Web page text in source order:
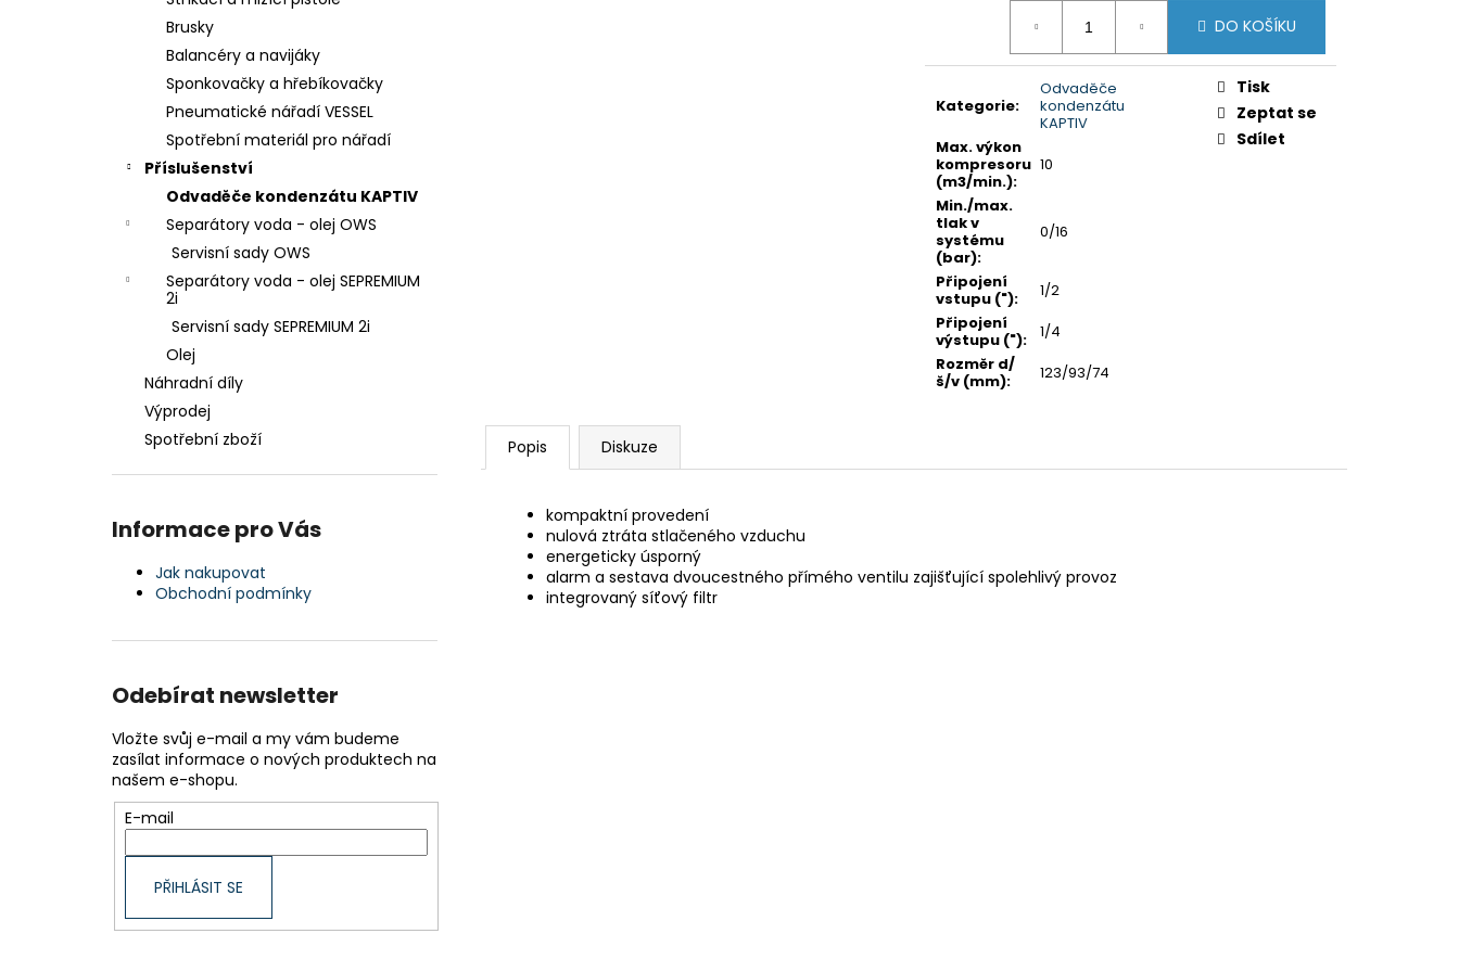
Brusky
Balancéry a navijáky
Sponkovačky a hřebíkovačky
Pneumatické nářadí VESSEL
Spotřební materiál pro nářadí
Příslušenství
Odvaděče kondenzátu KAPTIV
Separátory voda - olej OWS
Servisní sady OWS
Separátory voda - olej SEPREMIUM
2i
Servisní sady SEPREMIUM 2i
Olej
Náhradní díly
Výprodej
Spotřební zboží
Informace pro Vás
Jak nakupovat
Obchodní podmínky
Odebírat newsletter
Vložte svůj e-mail a my vám budeme
zasílat informace o nových produktech na
našem e-shopu.
E-mail
PŘIHLÁSIT SE
DO KOŠÍKU
Kategorie:
Odvaděče
kondenzátu
KAPTIV
Max. výkon
kompresoru
(m3/min.):
10
Min./max.
tlak v
systému
(bar):
0/16
Připojení
vstupu ("):
1/2
Připojení
výstupu ("):
1/4
Rozměr d/
š/v (mm): 123/93/74
Tisk
Zeptat se
Sdílet
Popis Diskuze
kompaktní provedení
nulová ztráta stlačeného vzduchu
energeticky úsporný
alarm a sestava dvoucestného přímého ventilu zajišťující spolehlivý provoz
integrovaný síťový filtr